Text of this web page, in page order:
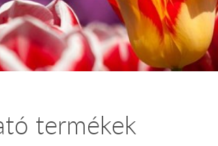
termékek